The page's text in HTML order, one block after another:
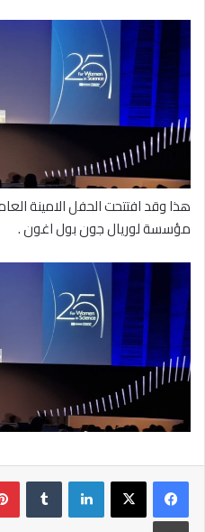
هذا وقد افتتحت الحفل الامينة
مؤسسة لوريال جون بول اغون .
لينكدإن
طباعة